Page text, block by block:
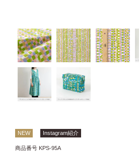
NEW Instagram紹介
商品番号 KPS-95A